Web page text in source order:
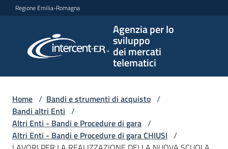
Vai al contenuto
Vai alla navigazione
Vai al footer
Regione Emilia-Romagna
Agenzia per lo
sviluppo
dei mercati
telematici
per lo
sviluppo
telematici
L'Agenzia
Home / Bandi e strumenti di acquisto /
Bandi altri Enti /
Altri Enti - Bandi e Procedure di gara /
Altri Enti - Bandi e Procedure di gara CHIUSI /